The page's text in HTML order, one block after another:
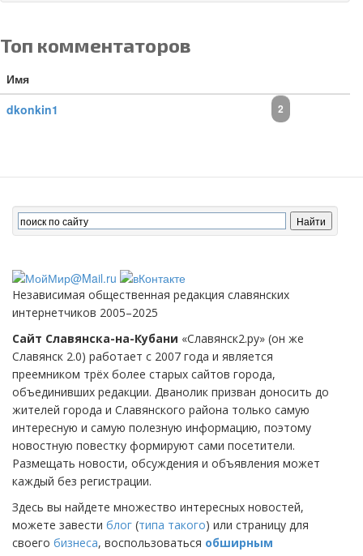
Топ комментаторов
Имя
dkonkin1
2
Независимая общественная редакция славянских
интернетчиков 2005–2025
Сайт Славянска-на-Кубани «Славянск2.ру» (он же
Славянск 2.0) работает с 2007 года и является
преемником трёх более старых сайтов города,
объединивших редакции. Дванолик призван доносить до
жителей города и Славянского района только самую
интересную и самую полезную информацию, поэтому
новостную повестку формируют сами посетители.
Размещать новости, обсуждения и объявления может
каждый без регистрации.
Здесь вы найдете множество интересных новостей,
можете завести блог (типа такого) или страницу для
своего бизнеса, воспользоваться обширным